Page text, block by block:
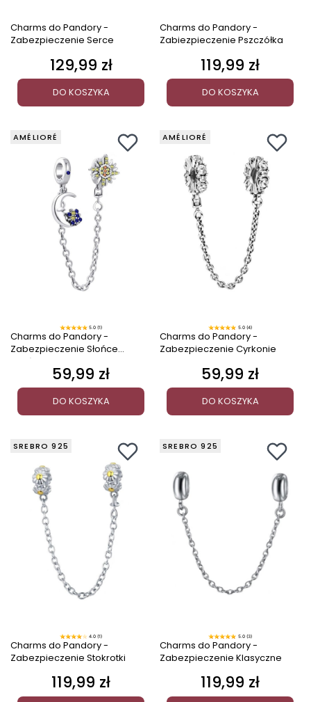
Charms do Pandory -
Zabezpieczenie Serce
Cena
129,99 zł
DO KOSZYKA
Charms do Pandory -
Zabiezpieczenie Pszczółka
Cena
119,99 zł
DO KOSZYKA
AMÉLIORÉ
5.0 (1)
Charms do Pandory -
Zabezpieczenie Słońce
Księżyc
Cena
59,99 zł
DO KOSZYKA
AMÉLIORÉ
5.0 (4)
Charms do Pandory -
Zabezpieczenie Cyrkonie
Cena
59,99 zł
DO KOSZYKA
SREBRO 925
4.0 (1)
Charms do Pandory -
Zabezpieczenie Stokrotki
Cena
119,99 zł
SREBRO 925
5.0 (3)
Charms do Pandory -
Zabezpieczenie Klasyczne
Cena
119,99 zł